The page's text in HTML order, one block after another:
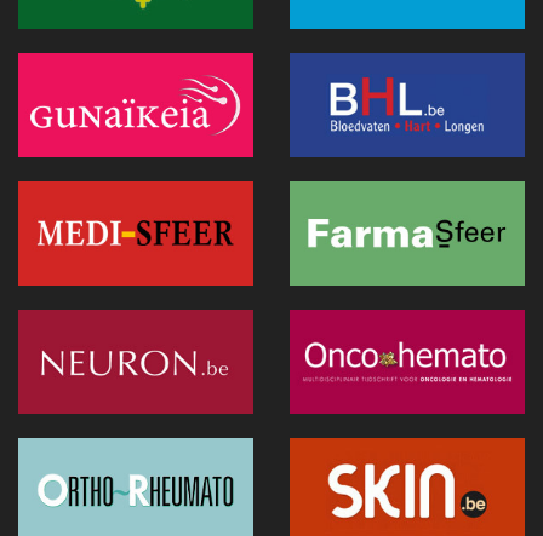
voor biomedisch onderzoek
Belgische primeur: een immersieve virtual reality-capsule
doet zijn intrede in het CNP Saint-Martin
Europese Commissie wil snellere uitrol van AI in de
28 juni 2026 - 13:40
Hitte: Storing bij elektronisch patiëntendossier in AZ Sint-
Lucas van de baan
Doktr wil uitgroeien tot een allesomvattend zorgplatform
oververhitte server in Parijs
25 juni 2026 - 11:12